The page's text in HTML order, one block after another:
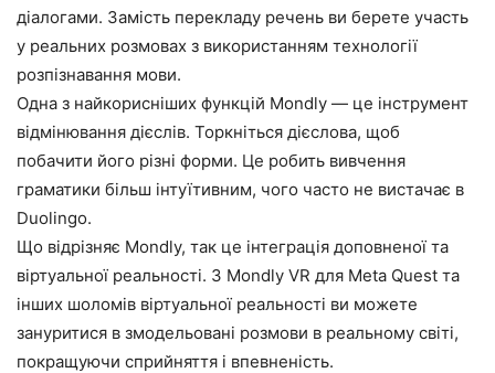
діалогами. Замість перекладу речень ви берете участь
у реальних розмовах з використанням технології
розпізнавання мови.
Одна з найкорисніших функцій Mondly — це інструмент
відмінювання дієслів. Торкніться дієслова, щоб
побачити його різні форми. Це робить вивчення
граматики більш інтуїтивним, чого часто не вистачає в
Duolingo.
Що відрізняє Mondly, так це інтеграція доповненої та
віртуальної реальності. З Mondly VR для Meta Quest та
інших шоломів віртуальної реальності ви можете
зануритися в змодельовані розмови в реальному світі,
покращуючи сприйняття і впевненість.